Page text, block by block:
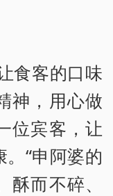
食客的口味
神，用心做
位宾客，让
“申阿婆的
而不碎、